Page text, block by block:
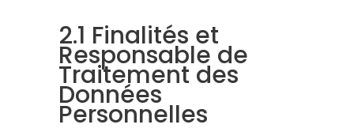
2.1 Finalités et
Responsable de
Traitement des
Données
Personnelles